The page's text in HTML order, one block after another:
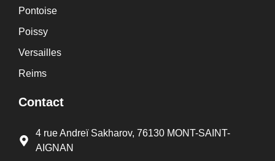
Pontoise
Poissy
Versailles
Reims
Contact
4 rue Andreï Sakharov, 76130 MONT-SAINT-
AIGNAN